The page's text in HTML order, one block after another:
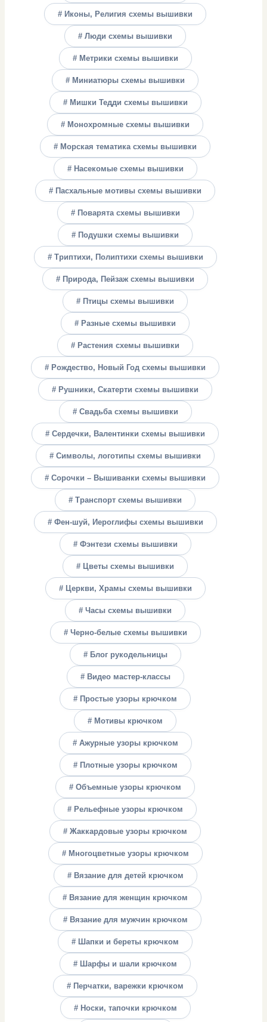
# Иконы, Религия схемы вышивки
# Люди схемы вышивки
# Метрики схемы вышивки
# Миниатюры схемы вышивки
# Мишки Тедди схемы вышивки
# Монохромные схемы вышивки
# Морская тематика схемы вышивки
# Насекомые схемы вышивки
# Пасхальные мотивы схемы вышивки
# Поварята схемы вышивки
# Подушки схемы вышивки
# Триптихи, Полиптихи схемы вышивки
# Природа, Пейзаж схемы вышивки
# Птицы схемы вышивки
# Разные схемы вышивки
# Растения схемы вышивки
# Рождество, Новый Год схемы вышивки
# Рушники, Скатерти схемы вышивки
# Свадьба схемы вышивки
# Сердечки, Валентинки схемы вышивки
# Символы, логотипы схемы вышивки
# Сорочки – Вышиванки схемы вышивки
# Транспорт схемы вышивки
# Фен-шуй, Иероглифы схемы вышивки
# Фэнтези схемы вышивки
# Цветы схемы вышивки
# Церкви, Храмы схемы вышивки
# Часы схемы вышивки
# Черно-белые схемы вышивки
# Блог рукодельницы
# Видео мастер-классы
# Простые узоры крючком
# Мотивы крючком
# Ажурные узоры крючком
# Плотные узоры крючком
# Объемные узоры крючком
# Рельефные узоры крючком
# Жаккардовые узоры крючком
# Многоцветные узоры крючком
# Вязание для детей крючком
# Вязание для женщин крючком
# Вязание для мужчин крючком
# Шапки и береты крючком
# Шарфы и шали крючком
# Перчатки, варежки крючком
# Носки, тапочки крючком